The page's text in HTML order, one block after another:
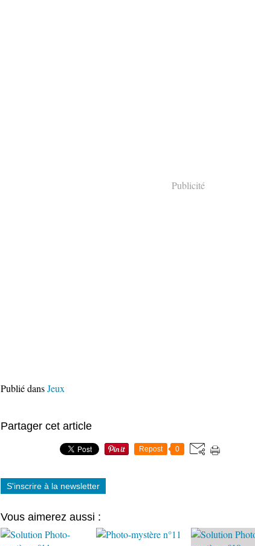
Publicité
Publié dansJeux
Partager cet article
Repost 0
S'inscrire à la newsletter
Vous aimerez aussi :